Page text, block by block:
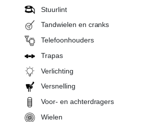
Stuurlint
Tandwielen en cranks
Telefoonhouders
Trapas
Verlichting
Versnelling
Voor- en achterdragers
Wielen